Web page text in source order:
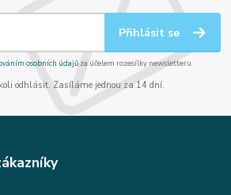
Přihlásit se
osobních údajůza účelem rozesílky newsletteru.
odhlásit. Zasíláme jednou za 14 dní.